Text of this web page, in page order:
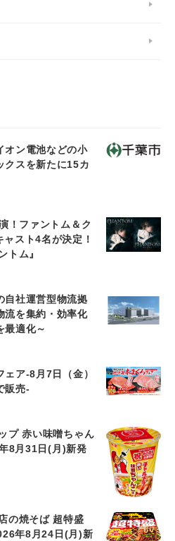
オン電池などの小
クスを新たに15カ
！ファントム＆ク
スト4名が決定！
トム』
自社運営型物流拠
流を集約・効率化
最適化～
ェア-8月7日（金）
販売-
プ 赤い味噌ちゃん
8月31日(月)新発
の焼そば 超特盛
年8月24日(月)新